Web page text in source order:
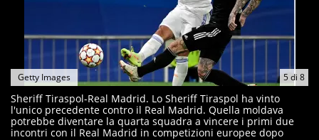
5di 8
Getty Images
Sheriff Tiraspol-Real Madrid. Lo Sheriff Tiraspol ha vinto
l'unico precedente contro il Real Madrid. Quella moldava
potrebbe diventare la quarta squadra a vincere i primi due
incontri con il Real Madrid in competizioni europee dopo